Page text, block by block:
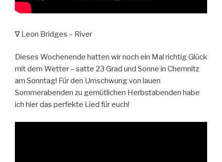
∇ Leon Bridges – River
Dieses Wochenende hatten wir noch ein Mal richtig Glück
mit dem Wetter – satte 23 Grad und Sonne in Chemnitz
am Sonntag! Für den Umschwung von lauen
Sommerabenden zu gemütlichen Herbstabenden habe
ich hier das perfekte Lied für euch!